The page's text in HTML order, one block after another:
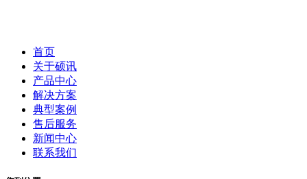
首页
关于硕讯
产品中心
解决方案
典型案例
售后服务
新闻中心
联系我们